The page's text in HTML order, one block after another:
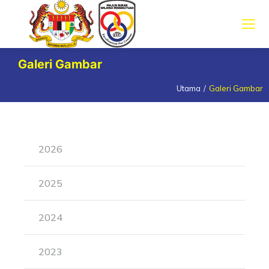
Galeri Gambar
Utama Galeri Gambar
2026
2025
2024
2023